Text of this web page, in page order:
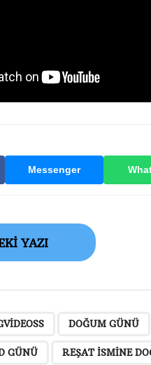
Messenger
YAZI
DOĞUM GÜNÜ
GÜNÜ REŞAT ISMINE